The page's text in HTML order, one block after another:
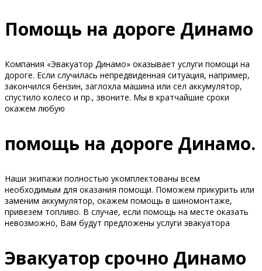
Помощь на дороге Динамо
Компания «Эвакуатор Динамо» оказывает услуги помощи на
дороге. Если случилась непредвиденная ситуация, например,
закончился бензин, заглохла машина или сел аккумулятор,
спустило колесо и пр., звоните. Мы в кратчайшие сроки
окажем любую
помощь на дороге Динамо.
Наши экипажи полностью укомплектованы всем
необходимым для оказания помощи. Поможем прикурить или
заменим аккумулятор, окажем помощь в шиномонтаже,
привезем топливо. В случае, если помощь на месте оказать
невозможно, Вам будут предложены услуги эвакуатора
Эвакуатор срочно Динамо